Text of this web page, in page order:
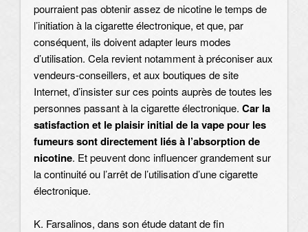
pourraient pas obtenir assez de nicotine le temps de
l’initiation à la cigarette électronique, et que, par
conséquent, ils doivent adapter leurs modes
d’utilisation. Cela revient notamment à préconiser aux
vendeurs-conseillers, et aux boutiques de site
Internet, d’insister sur ces points auprès de toutes les
personnes passant à la cigarette électronique. Car la
satisfaction et le plaisir initial de la vape pour les
fumeurs sont directement liés à l’absorption de
nicotine. Et peuvent donc influencer grandement sur
la continuité ou l’arrêt de l’utilisation d’une cigarette
électronique.
K. Farsalinos, dans son étude datant de fin